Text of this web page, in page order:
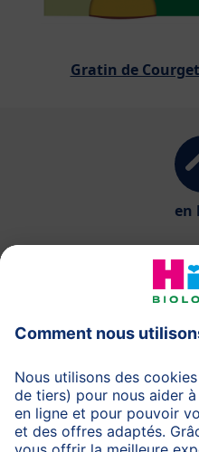
Gratin de
en
HiPP
Protection des données